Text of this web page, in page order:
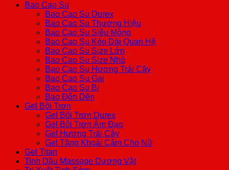
Bao Cao Su
Bao Cao Su Durex
Bao Cao Su Thương Hiệu
Bao Cao Su Siêu Mỏng
Bao Cao Su Kéo Dài Quan Hệ
Bao Cao Su Size Lớn
Bao Cao Su Size Nhỏ
Bao Cao Su Hương Trái Cây
Bao Cao Su Gai
Bao Cao Su Bi
Bao Đôn Dên
Gel Bôi Trơn
Gel Bôi Trơn Durex
Gel Bôi Trơn Âm Đạo
Gel Hương Trái Cây
Gel Tăng Khoái Cảm Cho Nữ
Gel Titan
Tinh Dầu Massage Dương Vật